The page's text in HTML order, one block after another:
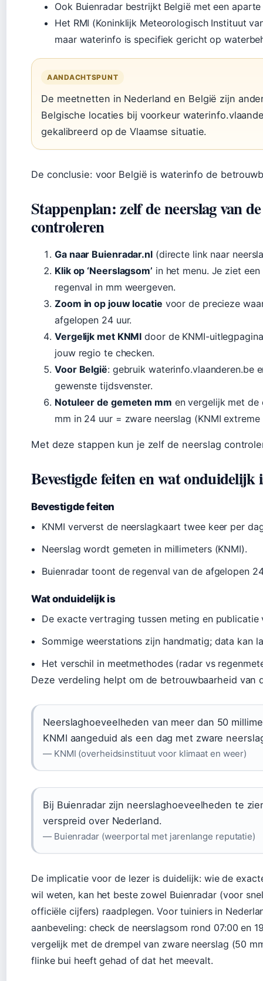
Ook Buienradar bestrijkt België met een
Het RMI (Koninklijk Meteorologisch Instituut
maar waterinfo is specifiek gericht op
AANDACHTSPUNT
De meetnetten in Nederland en België zijn
Belgische locaties bij voorkeur
gekalibreerd op de Vlaamse situatie.
De conclusie: voor België is waterinfo de
Stappenplan: zelf de neerslag van
controleren
Ga naar Buienradar.nl(directe link naar
Klik op ‘Neerslagsom’ in het menu. Je ziet
regenval in mm weergeven.
Zoom in op jouw locatie voor de precieze
afgelopen 24 uur.
Vergelijk met KNMI door de KNMI-
jouw regio te checken.
Voor België: gebruik waterinfo.vlaanderen.be
gewenste tijdsvenster.
Notuleer de gemeten mm en vergelijk met de
mm in 24 uur = zware neerslag (KNMI extreme
Met deze stappen kun je zelf de neerslag
Bevestigde feiten en wat onduidelijk
Bevestigde feiten
KNMI ververst de neerslagkaart twee keer per
Neerslag wordt gemeten in millimeters (KNMI).
Buienradar toont de regenval van de afgelopen
Wat onduidelijk is
De exacte vertraging tussen meting en
Sommige weerstations zijn handmatig; data kan
Het verschil in meetmethodes (radar vs
Deze verdeling helpt om de betrouwbaarheid van
Neerslaghoeveelheden van meer dan 50
KNMI aangeduid als een dag met zware
— KNMI (overheidsinstituut voor klimaat en weer)
Bij Buienradar zijn neerslaghoeveelheden te
verspreid over Nederland.
— Buienradar (weerportal met jarenlange reputatie)
De implicatie voor de lezer is duidelijk: wie de
wil weten, kan het beste zowel Buienradar (voor
officiële cijfers) raadplegen. Voor tuiniers in
aanbeveling: check de neerslagsom rond 07:00 en
vergelijk met de drempel van zware neerslag (50
flinke bui heeft gehad of dat het meevalt.